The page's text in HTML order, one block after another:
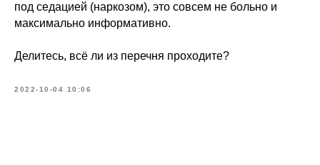
под седацией (наркозом), это совсем не больно и
максимально информативно.
Делитесь, всё ли из перечня проходите?
2022-10-04 10:06